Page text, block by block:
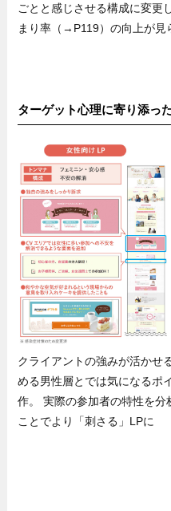
ごとと感じさせる構成に変更
まり率（→P119）の向上が見
ターゲット心理に寄り添っ
クライアントの強みが活かせ
める男性層とでは気になるポ
作。 実際の参加者の特性を
ことでより「刺さる」LPに